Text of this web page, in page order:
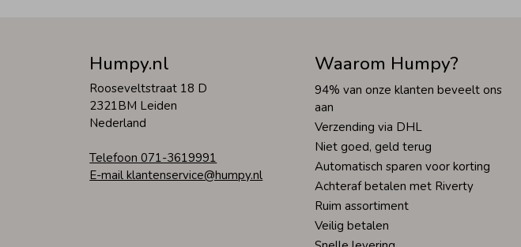
Humpy.nl
Rooseveltstraat 18 D
2321BM Leiden
Nederland
Telefoon 071-3619991
E-mail klantenservice@humpy.nl
Waarom Humpy?
94% van onze klanten beveelt ons
aan
Verzending via DHL
Niet goed, geld terug
Automatisch sparen voor korting
Achteraf betalen met Riverty
Ruim assortiment
Veilig betalen